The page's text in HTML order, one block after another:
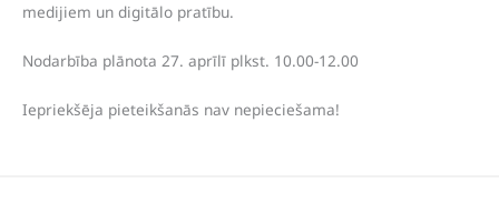
medijiem un digitālo pratību.
Nodarbība plānota 27. aprīlī plkst. 10.00-12.00
Iepriekšēja pieteikšanās nav nepieciešama!